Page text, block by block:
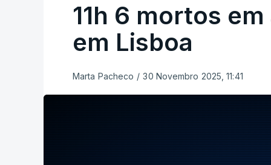
11h 6 mortos
em Lisboa
Marta Pacheco / 30 Novembro 2025, 11:41